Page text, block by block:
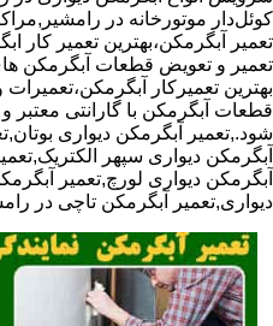
کوئل‌دار موتورخانه در
تعمیر آبگرمکن،بهترین تعمیر
تعمیر و تعویض قطعات آبگرمکن
بهترین تعمیرکار
قطعات آبگرمکن با گارانتی
شود.,تعمیر آبگرمکن دیواری
آبگرمکن دیواری سپهر
آبگرمکن دیواری لورچ,تعمیر
دیواری,تعمیر آبگرمکن تاچی در